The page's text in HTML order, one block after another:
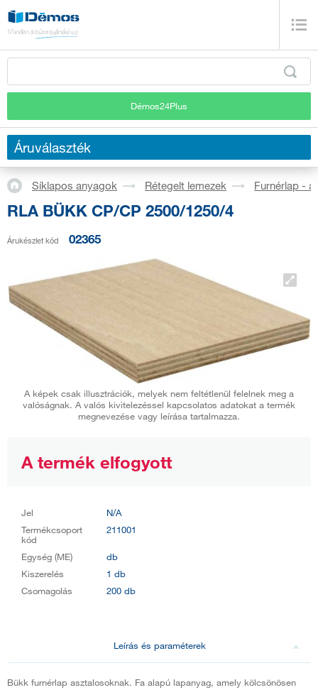
Démos24Plus
Áruválaszték
Síklapos anyagok Rétegelt lemezek Furnérlap -
RLA BÜKK CP/CP 2500/1250/4
Árukészlet kód 02365
A képek csak illusztrációk, melyek nem feltétlenül felelnek meg a
valóságnak. A valós kivitelezéssel kapcsolatos adatokat a termék
megnevezése vagy leírása tartalmazza.
A termék elfogyott
Jel
N/A
Termékcsoport
kód
211001
Egység (ME)
db
Kiszerelés
1 db
Csomagolás
200 db
Leírás és paraméterek
Bükk furnérlap asztalosoknak. Fa alapú lapanyag, amely kölcsönösen